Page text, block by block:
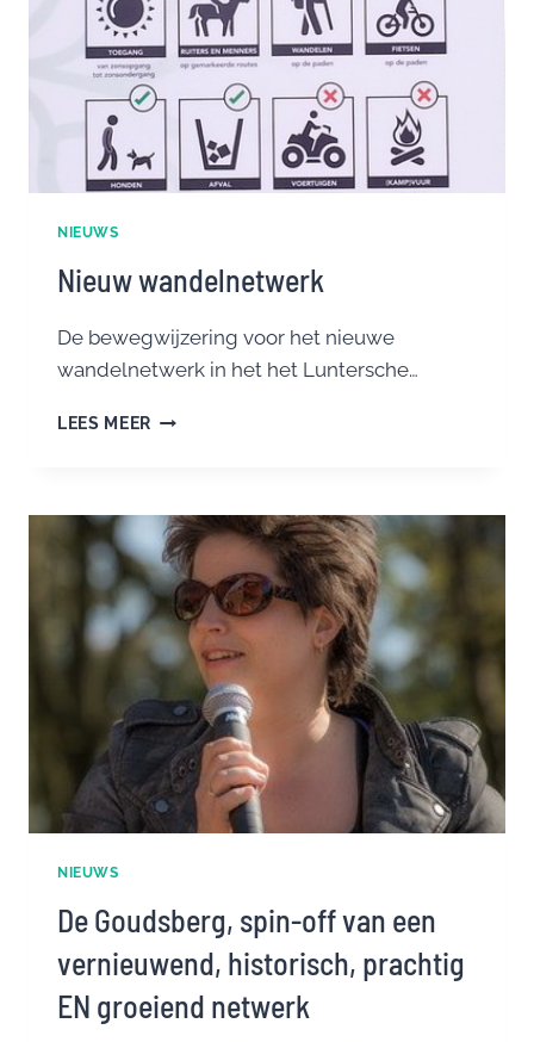
NIEUWS
Nieuw wandelnetwerk
De bewegwijzering voor het nieuwe
wandelnetwerk in het het Luntersche…
LEES MEER NIEUW
NIEUWS
De Goudsberg, spin-off van een
vernieuwend, historisch, prachtig
EN groeiend netwerk